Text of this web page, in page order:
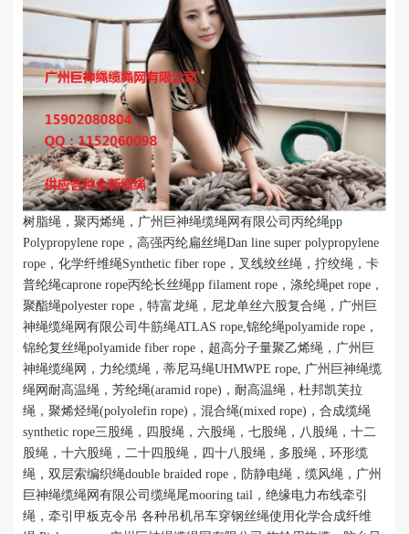
树脂绳，聚丙烯绳，广州巨神绳缆绳网有限公司丙纶绳pp
Polypropylene rope ，高强丙纶扁丝绳Dan line super polypropylene
rope ，化学纤维绳Synthetic fiber rope ，叉线绞丝绳，拧绞绳，卡
普纶绳caprone rope丙纶长丝绳pp filament rope ，涤纶绳pet rope ，
聚酯绳polyester rope ，特富龙绳，尼龙单丝六股复合绳，广州巨
神绳缆绳网有限公司牛筋绳ATLAS rope, 锦纶绳polyamide rope ，
锦纶复丝绳polyamide fiber rope ，超高分子量聚乙烯绳，广州巨
神绳缆绳网，力纶缆绳，蒂尼马绳UHMWPE rope, 广州巨神绳缆
绳网耐高温绳，芳纶绳(aramid rope) ，耐高温绳，杜邦凯芙拉
绳，聚烯烃绳(polyolefin rope) ，混合绳(mixed rope) ，合成缆绳
synthetic rope三股绳，四股绳，六股绳，七股绳，八股绳，十二
股绳，十六股绳，二十四股绳，四十八股绳，多股绳，环形缆
绳，双层索编织绳double braided rope ，防静电绳，缆风绳，广州
巨神绳缆绳网有限公司缆绳尾mooring tail ，绝缘电力布线牵引
绳，牵引甲板克令吊 各种吊机吊车穿钢丝绳使用化学合成纤维